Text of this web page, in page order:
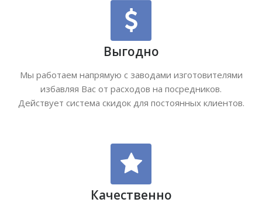
Выгодно
Мы работаем напрямую с заводами изготовителями
избавляя Вас от расходов на посредников.
Действует система скидок для постоянных клиентов.
Качественно